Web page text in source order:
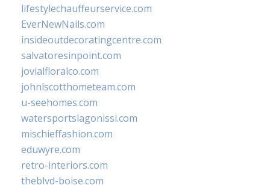
lifestylechauffeurservice.com
EverNewNails.com
insideoutdecoratingcentre.com
salvatoresinpoint.com
jovialfloralco.com
johnlscotthometeam.com
u-seehomes.com
watersportslagonissi.com
mischieffashion.com
eduwyre.com
retro-interiors.com
theblvd-boise.com